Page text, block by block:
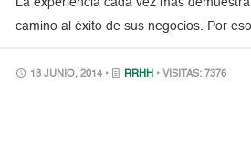
La experiencia cada vez más
camino al éxito de sus negocios. Por
18 JUNIO, 2014 • RRHH • VISITAS: 7376